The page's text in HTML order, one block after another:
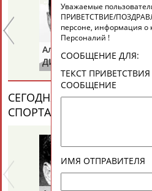
ТАБЛО АКТИВНОСТИ
ЦЕЛИ ПРОЕКТА КОНТАКТЫ
Вопросы сотрудничества и совместной
Стадион, 1998-2026
Адресов в новостной рассылке: 996
Подпишись
Александр
ДИТЯТИН
СЕГОДНЯ ДЕНЬ ПАМЯТИ
СПОРТА (6 ПЕРСОНАЛИЙ)
Уважаемые
ПРИВЕТСТВИЕ/
персоне, информация о
Персоналий !
СООБЩЕНИЕ ДЛЯ:
ТЕКСТ
СООБЩЕНИЕ
ИМЯ ОТПРАВИТЕЛЯ